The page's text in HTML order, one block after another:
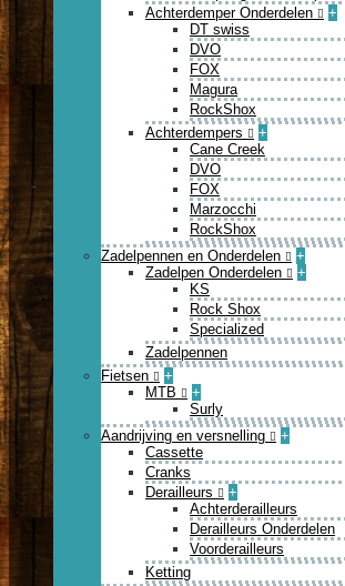
Achterdemper Onderdelen
+
DT swiss
DVO
FOX
Magura
RockShox
Achterdempers
+
Cane Creek
DVO
FOX
Marzocchi
RockShox
Zadelpennen en Onderdelen
+
Zadelpen Onderdelen
+
KS
Rock Shox
Specialized
Zadelpennen
Fietsen
+
MTB
+
Surly
Aandrijving en versnelling
+
Cassette
Cranks
Derailleurs
+
Achterderailleurs
Derailleurs Onderdelen
Voorderailleurs
Ketting